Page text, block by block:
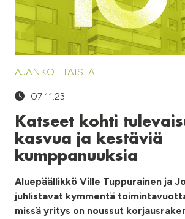
AJANKOHTAISTA
07.11.23
Katseet kohti
kasvua ja kestäviä
kumppanuuksia
Aluepäällikkö Ville Tuppurainen ja
juhlistavat kymmentä
missä yritys on noussut